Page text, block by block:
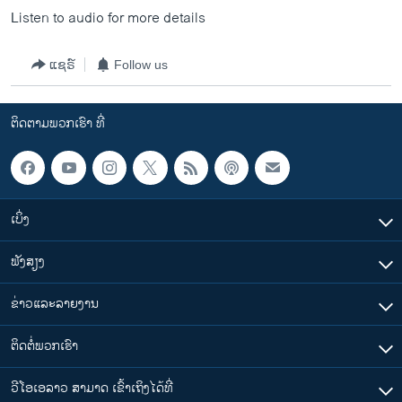
ວິທະຍາສາດ-ເທັກໂນໂລຈີ
ພາສາອັງກິດ
ວີດີໂອ
ລາຍການກະຈາຍສຽງ
ພາສາຕ່າງໆ
Listen to audio for more details
ແຊຣ໌ Follow us
ຕິດຕາມພວກເຮົາ ທີ່
ເບິ່ງ
ຟັງສຽງ
ຂ່າວແລະລາຍງານ
ຕິດຕໍ່ພວກເຮົາ
ວີໂອເອລາວ ສາມາດ ເຂົ້າເຖິງໄດ້ທີ່